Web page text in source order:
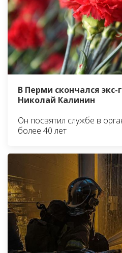
В Перми скончался
Николай Калинин
Он посвятил службе в
более 40 лет